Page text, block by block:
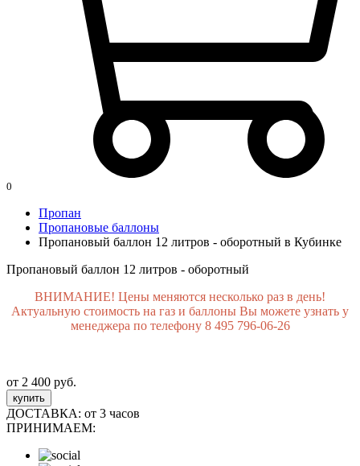
0
Пропан
Пропановые баллоны
Пропановый баллон 12 литров - оборотный в Кубинке
Пропановый баллон 12 литров - оборотный
ВНИМАНИЕ! Цены меняются несколько раз в день!
Актуальную стоимость на газ и баллоны Вы можете узнать у
менеджера по телефону 8 495 796-06-26
от 2 400 руб.
купить
ДОСТАВКА: от 3 часов
ПРИНИМАЕМ: